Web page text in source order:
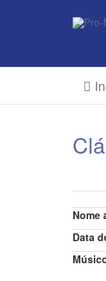
Nome
Data